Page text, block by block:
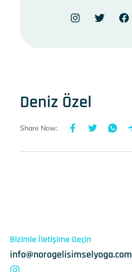
Deniz Özel
Share Now:
Bizimle İletişime Geçin
info@norogelisimselyoga.com